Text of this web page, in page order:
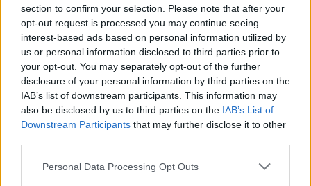
section to confirm your selection. Please note that after your
opt-out request is processed you may continue seeing
interest-based ads based on personal information utilized by
us or personal information disclosed to third parties prior to
your opt-out. You may separately opt-out of the further
disclosure of your personal information by third parties on the
IAB’s list of downstream participants. This information may
also be disclosed by us to third parties on the IAB’s List of
Downstream Participants that may further disclose it to other
Please note that this website/app uses one or more Google
Personal Data Processing Opt Outs